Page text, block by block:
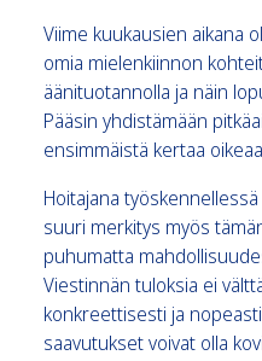
Viime kuukausien aikana
omia mielenkiinnon
äänituotannolla ja näin
Pääsin yhdistämään
ensimmäistä kertaa
Hoitajana
suuri merkitys myös
puhumatta
Viestinnän tuloksia ei
konkreettisesti ja
saavutukset voivat olla